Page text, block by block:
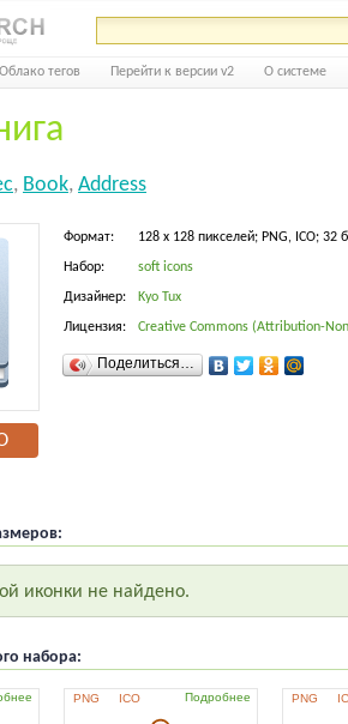
Облако тегов Перейти к версии v2 О системе
, Book, Address
Формат: 128 x 128 пикселей; PNG, ICO; 32
Набор: soft icons
Дизайнер: Kyo Tux
Лицензия: Creative Commons (Attribution-
Поделиться…
иконки не найдено.
набора:
PNG ICO Подробнее PNG